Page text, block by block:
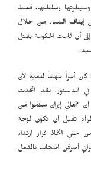
وسيطرتها وسلطتها، فمنذ
من إيقاف النساء من خلال
أن قامت الحكومة بقتل
أمراً مهماً للغاية لأن
في الدستور، لقد اتخذت
أن "أهالي إيران سئموا من
تقبل أن تكون لوحة
حقي اتخاذ قرار ارتداء
أحرقن الحجاب بالفعل